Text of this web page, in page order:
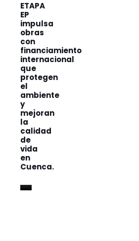
ETAPA
EP
impulsa
obras
con
financiamiento
internacional
que
protegen
el
ambiente
y
mejoran
la
calidad
de
vida
en
Cuenca.